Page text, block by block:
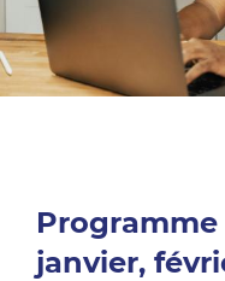
janvier,